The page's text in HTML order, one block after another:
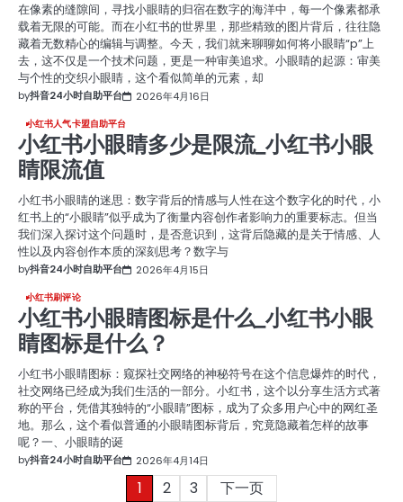
在像素的缝隙间，寻找小眼睛的归宿在数字的海洋中，每一个像素都承
载着无限的可能。而在小红书的世界里，那些精致的图片背后，往往隐
藏着无数精心的编辑与调整。今天，我们就来聊聊如何将小眼睛“p”上
去，这不仅是一个技术问题，更是一种审美追求。小眼睛的起源：审美
与个性的交织小眼睛，这个看似简单的元素，却
by抖音24小时自助平台 2026年4月16日
小红书人气卡盟自助平台
小红书小眼睛多少是限流_小红书小眼
睛限流值
小红书小眼睛的迷思：数字背后的情感与人性在这个数字化的时代，小
红书上的“小眼睛”似乎成为了衡量内容创作者影响力的重要标志。但当
我们深入探讨这个问题时，是否意识到，这背后隐藏的是关于情感、人
性以及内容创作本质的深刻思考？数字与
by抖音24小时自助平台 2026年4月15日
小红书刷评论
小红书小眼睛图标是什么_小红书小眼
睛图标是什么？
小红书小眼睛图标：窥探社交网络的神秘符号在这个信息爆炸的时代，
社交网络已经成为我们生活的一部分。小红书，这个以分享生活方式著
称的平台，凭借其独特的“小眼睛”图标，成为了众多用户心中的网红圣
地。那么，这个看似普通的小眼睛图标背后，究竟隐藏着怎样的故事
呢？一、小眼睛的诞
by抖音24小时自助平台 2026年4月14日
1 2 3 下一页